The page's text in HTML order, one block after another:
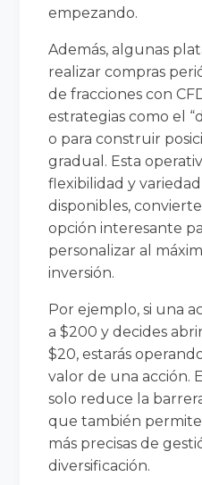
empezando.
Además, algunas
realizar compras
de fracciones con
estrategias como el
o para construir
gradual. Esta
flexibilidad y
disponibles,
opción interesante
personalizar al
inversión.
Por ejemplo, si una
a $200 y decides
$20, estarás
valor de una acción.
solo reduce la
que también
más precisas de
diversificación.